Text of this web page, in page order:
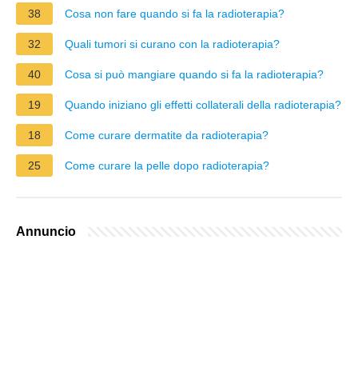
38 Cosa non fare quando si fa la radioterapia?
32 Quali tumori si curano con la radioterapia?
40 Cosa si può mangiare quando si fa la radioterapia?
19 Quando iniziano gli effetti collaterali della radioterapia?
18 Come curare dermatite da radioterapia?
25 Come curare la pelle dopo radioterapia?
Annuncio